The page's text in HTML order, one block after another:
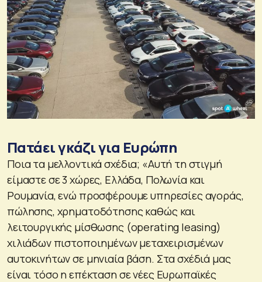
Πατάει γκάζι για Ευρώπη
Ποια τα μελλοντικά σχέδια; «Αυτή τη στιγμή
είμαστε σε 3 χώρες, Ελλάδα, Πολωνία και
Ρουμανία, ενώ προσφέρουμε υπηρεσίες αγοράς,
πώλησης, χρηματοδότησης καθώς και
λειτουργικής μίσθωσης (operating leasing)
χιλιάδων πιστοποιημένων μεταχειρισμένων
αυτοκινήτων σε μηνιαία βάση. Στα σχέδιά μας
είναι τόσο η επέκταση σε νέες Ευρωπαϊκές